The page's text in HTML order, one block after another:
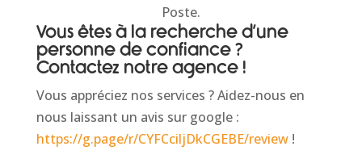
Poste.
Vous êtes à la recherche d’une
personne de confiance ?
Contactez notre agence !
Vous appréciez nos services ? Aidez-nous en
nous laissant un avis sur google :
https://g.page/r/CYFCciljDkCGEBE/review!